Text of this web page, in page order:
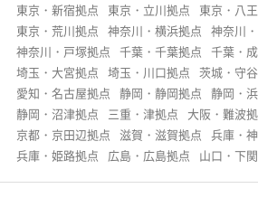
東京・新宿拠点 東京・立川拠点
東京・八
東京・荒川拠点 神奈川・横浜拠点 神奈川
神奈川・戸塚拠点
千葉・千葉拠点
千葉・
埼玉・大宮拠点 埼玉・川口拠点 茨城・守
愛知・名古屋拠点 静岡・静岡拠点 静岡・
静岡・沼津拠点
三重・津拠点 大阪・難波
京都・京田辺拠点 滋賀・滋賀拠点 兵庫・
兵庫・姫路拠点
広島・広島拠点 山口・下